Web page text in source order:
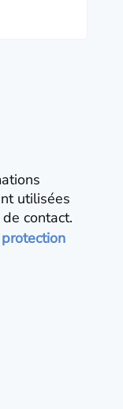
utilisées
contact.